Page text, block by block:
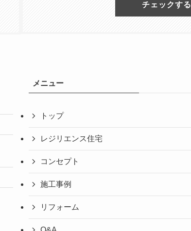
チェックする
メニュー
トップ
レジリエンス住宅
コンセプト
施工事例
リフォーム